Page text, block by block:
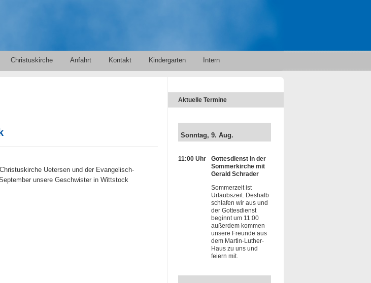
Christuskirche Anfahrt Kontakt Kindergarten Intern
Uetersen und der Evangelisch-
unsere Geschwister in Wittstock
Aktuelle Termine
Sonntag, 9. Aug.
11:00 Uhr
Gottesdienst in der
Sommerkirche mit
Gerald Schrader
Sommerzeit ist
Urlaubszeit. Deshalb
schlafen wir aus und
der Gottesdienst
beginnt um 11:00
außerdem kommen
unsere Freunde aus
dem Martin-Luther-
Haus zu uns und
feiern mit.